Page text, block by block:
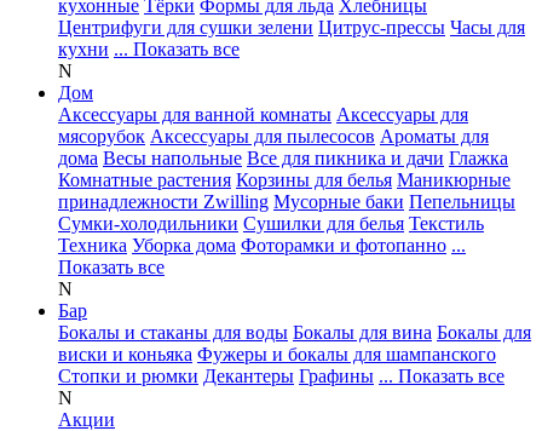
кухонные Тёрки Формы для льда Хлебницы
Центрифуги для сушки зелени Цитрус-прессы Часы для
кухни ... Показать все
N
Дом
Аксессуары для ванной комнаты Аксессуары для
мясорубок Аксессуары для пылесосов Ароматы для
дома Весы напольные Все для пикника и дачи Глажка
Комнатные растения Корзины для белья Маникюрные
принадлежности Zwilling Мусорные баки Пепельницы
Сумки-холодильники Сушилки для белья Текстиль
Техника Уборка дома Фоторамки и фотопанно ...
Показать все
N
Бар
Бокалы и стаканы для воды Бокалы для вина Бокалы для
виски и коньяка Фужеры и бокалы для шампанского
Стопки и рюмки Декантеры Графины ... Показать все
N
Акции